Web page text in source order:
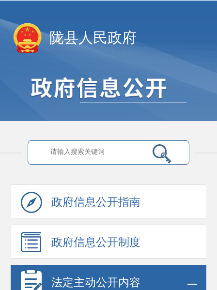
陇县人民政府
政府信息公开指南
政府信息公开制度
法定主动公开内容